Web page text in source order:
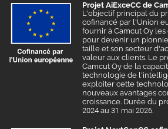
Projet AiExceCC de
L'objectif principal du
cofinancé par l'Union
fournir à Camcut Oy
pour devenir un
taille et son secteur
valeur aux clients. Le
Camcut Oy de la
technologie de
exploiter cette
nouveaux avantages
croissance. Durée du
2024 au 31 mai 2026.